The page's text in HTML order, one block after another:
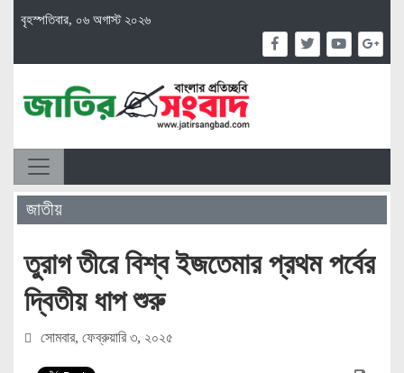
বৃহস্পতিবার, ০৬ অগাস্ট ২০২৬
জাতীয়
তুরাগ তীরে বিশ্ব ইজতেমার প্রথম পর্বের
দ্বিতীয় ধাপ শুরু
সোমবার, ফেব্রুয়ারি ৩, ২০২৫